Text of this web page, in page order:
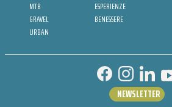
MTB
GRAVEL
URBAN
ESPERIENZE
BENESSERE
NEWSLETTER